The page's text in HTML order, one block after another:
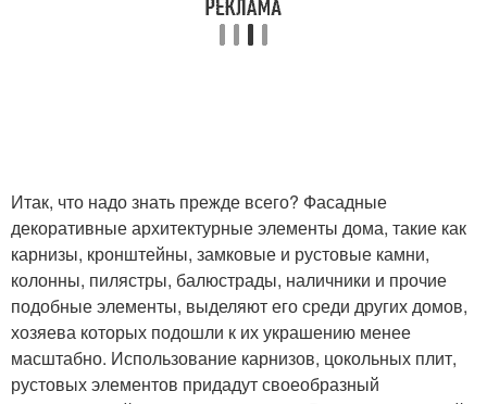
Итак, что надо знать прежде всего? Фасадные
декоративные архитектурные элементы дома, такие как
карнизы, кронштейны, замковые и рустовые камни,
колонны, пилястры, балюстрады, наличники и прочие
подобные элементы, выделяют его среди других домов,
хозяева которых подошли к их украшению менее
масштабно. Использование карнизов, цокольных плит,
рустовых элементов придадут своеобразный